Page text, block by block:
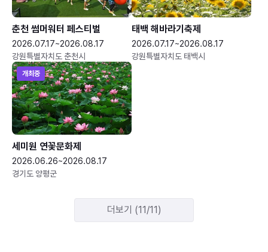
춘천 썸머워터 페스티벌
2026.07.17~2026.08.17
강원특별자치도 춘천시
태백 해바라기축제
2026.07.17~2026.08.17
강원특별자치도 태백시
개최중
세미원 연꽃문화제
2026.06.26~2026.08.17
경기도 양평군
더보기 (11/11)